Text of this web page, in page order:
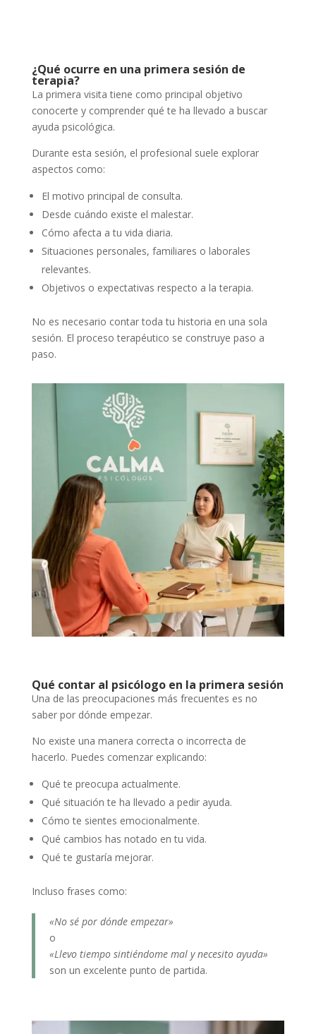
¿Qué ocurre en una primera sesión de
terapia?
La primera visita tiene como principal objetivo
conocerte y comprender qué te ha llevado a buscar
ayuda psicológica.
Durante esta sesión, el profesional suele explorar
aspectos como:
El motivo principal de consulta.
Desde cuándo existe el malestar.
Cómo afecta a tu vida diaria.
Situaciones personales, familiares o laborales
relevantes.
Objetivos o expectativas respecto a la terapia.
No es necesario contar toda tu historia en una sola
sesión. El proceso terapéutico se construye paso a
paso.
Qué contar al psicólogo en la primera sesión
Una de las preocupaciones más frecuentes es no
saber por dónde empezar.
No existe una manera correcta o incorrecta de
hacerlo. Puedes comenzar explicando:
Qué te preocupa actualmente.
Qué situación te ha llevado a pedir ayuda.
Cómo te sientes emocionalmente.
Qué cambios has notado en tu vida.
Qué te gustaría mejorar.
Incluso frases como:
«No sé por dónde empezar»
o
«Llevo tiempo sintiéndome mal y necesito ayuda»
son un excelente punto de partida.